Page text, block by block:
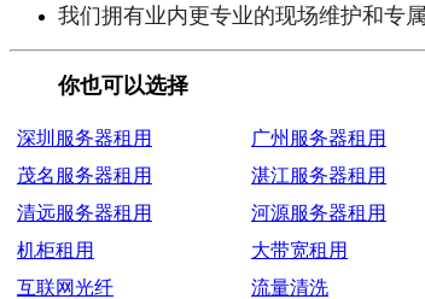
我们拥有业内更专业的现场维护和专
你也可以选择
深圳服务器租用 广州服务器租用
茂名服务器租用
湛江服务器租用
清远服务器租用
河源服务器租用
机柜租用
大带宽租用
互联网光纤
流量清洗